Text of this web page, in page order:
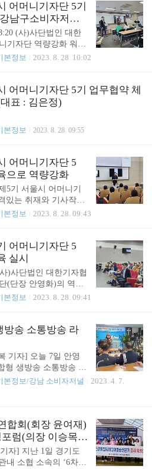
물, 기관, 단체 등 240
년 비영리단체 창업경
행되어 온 '대한민국
엄선된 평가단의 데
을 받은 ▲기관 ▲단
하여 시상하는 권위
기존 기사를 토대로
어머니기자단 5기
남구소비자저널
재와 기사 작성법'
(사)사단법인 대한
기자단 역량강화 워크
성’이라는 주제를 가지
명이 참석한 가운데
강을 맡은 강남구소비
취재와 기사 작성
재방법, 기사 작성 및
해 열강했으며, 직접
특히 강남구소비자저
다는 강점을 통한 차
음으로 골..
본정보 2023. 8. 28. 10:02
어머니기자단 5기 업무협약 체
표 : 김은정)
본정보
2023. 8. 28. 09:55
어머니기자단 5
으로 역량강화
5기 서울시 어머니기
있는 취재와 기사작
8월 15일(화) 오전 10
에 개최되었다. 이날
미정 사무처장의 '스
되었으며, 기자로서
하게 다룰 수 있도록 하
교육과 실습으로 진행
본정보 2023. 8. 28. 09:43
어머니기자단 5
실시
)사단법인 대한기자협
(단장 안영화)의 역량
와 기사작성’이라는 주
단원 70여명이 참석
. 바른소통움직임센
장)의 ‘활력충전움직
에게는 활력과 생기
한 단원들에게는 적극
도움을 주었다.
본정보 2023. 8. 28. 09:41
방송 소통방송 라
기자] 오늘 7일 안영
형 생방송 소통방송 라
2동500-1에 위치한
열정적으로 강의에 큰
본정보/강남 소비자저널
2023. 4. 7.
합회(회장 윤여재)
럼(의장 이승목),
장 박기환) 협업
자] 지난 1일 경기도
내 소협 소속의 ‘6차산